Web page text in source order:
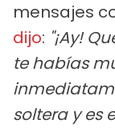
mensajes
dijo: "¡Ay!
te habías
soltera y es